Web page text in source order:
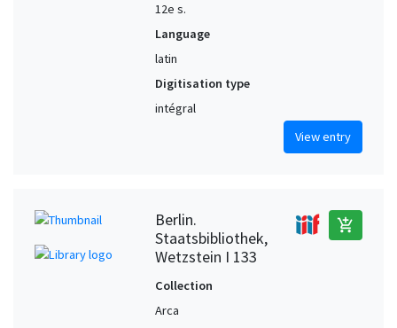
12e s.
Language
latin
Digitisation type
intégral
View entry
Berlin.
Staatsbibliothek,
Wetzstein I 133
add_shopping_cart
Collection
Arca